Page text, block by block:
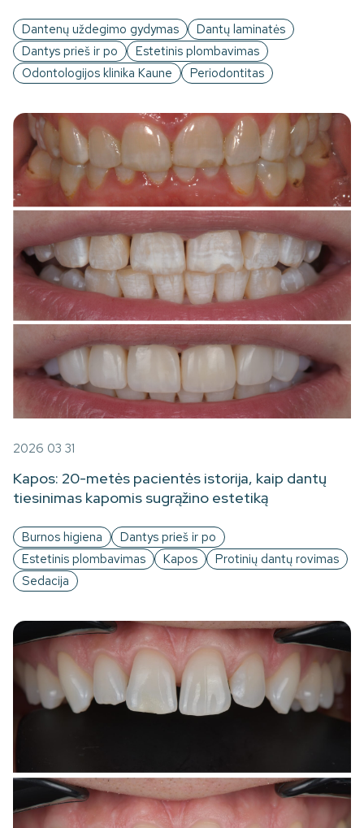
Dantenų uždegimo gydymas
Dantų laminatės
Dantys prieš ir po
Estetinis plombavimas
Odontologijos klinika Kaune
Periodontitas
2026 03 31
Kapos: 20-metės pacientės istorija, kaip dantų
tiesinimas kapomis sugrąžino estetiką
Burnos higiena
Dantys prieš ir po
Estetinis plombavimas
Kapos
Protinių dantų rovimas
Sedacija